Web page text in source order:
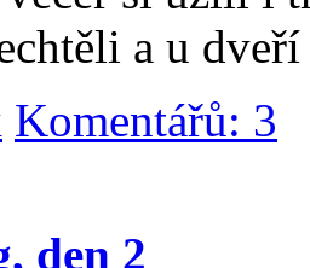
a u
Komentářů: 3
den 2